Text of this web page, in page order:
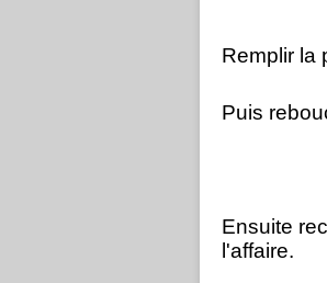
Remplir la
Puis
Ensuite
l'affaire.